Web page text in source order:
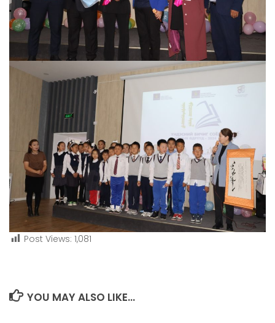
Post Views: 1,081
YOU MAY ALSO LIKE...